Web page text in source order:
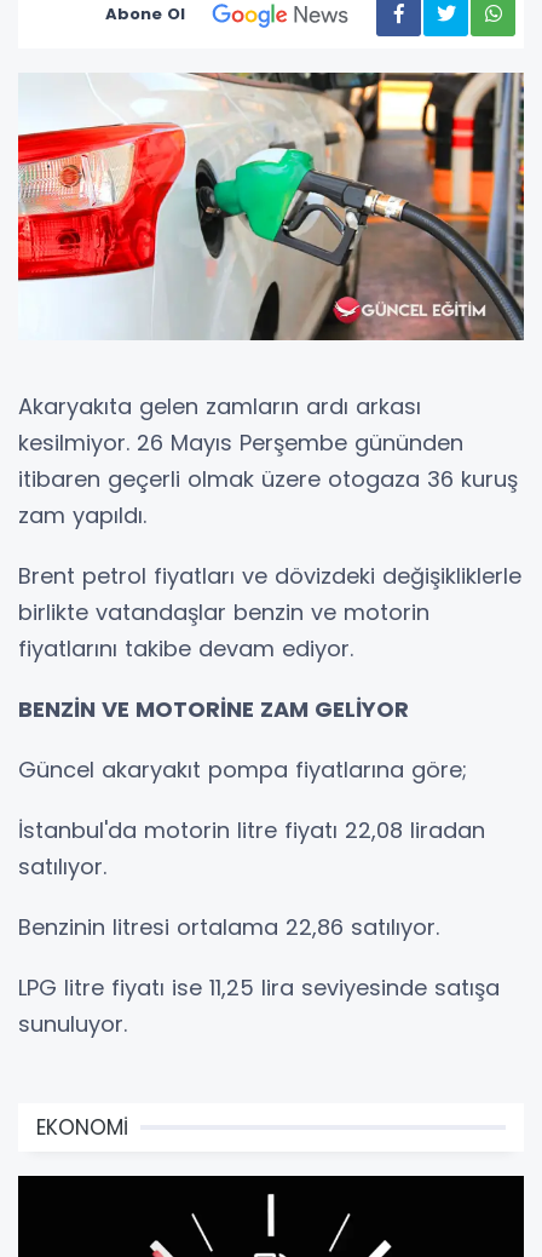
Abone Ol
Akaryakıta gelen zamların ardı arkası
kesilmiyor. 26 Mayıs Perşembe gününden
itibaren geçerli olmak üzere otogaza 36 kuruş
zam yapıldı.
Brent petrol fiyatları ve dövizdeki değişikliklerle
birlikte vatandaşlar benzin ve motorin
fiyatlarını takibe devam ediyor.
BENZİN VE MOTORİNE ZAM GELİYOR
Güncel akaryakıt pompa fiyatlarına göre;
İstanbul'da motorin litre fiyatı 22,08 liradan
satılıyor.
Benzinin litresi ortalama 22,86 satılıyor.
LPG litre fiyatı ise 11,25 lira seviyesinde satışa
sunuluyor.
EKONOMİ